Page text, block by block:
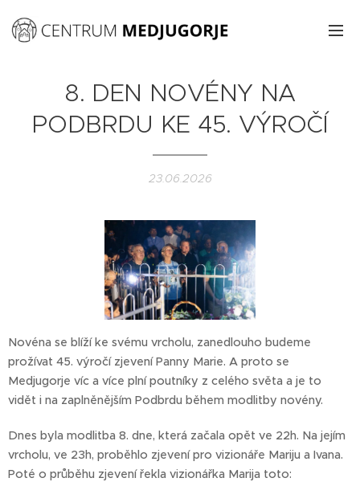
8. DEN NOVÉNY NA
PODBRDU KE 45. VÝROČÍ
23.06.2026
Novéna se blíží ke svému vrcholu, zanedlouho budeme
prožívat 45. výročí zjevení Panny Marie. A proto se
Medjugorje víc a více plní poutníky z celého světa a je to
vidět i na zaplněnějším Podbrdu během modlitby novény.
Dnes byla modlitba 8. dne, která začala opět ve 22h. Na jejím
vrcholu, ve 23h, proběhlo zjevení pro vizionáře Mariju a Ivana.
Poté o průběhu zjevení řekla vizionářka Marija toto: